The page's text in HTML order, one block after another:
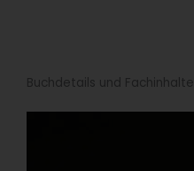
Buchdetails und Fachinhalte